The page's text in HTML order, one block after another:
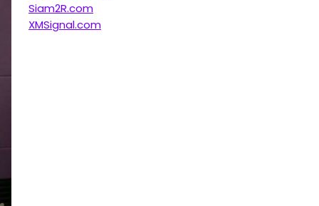
Siam2R.com
XMSignal.com